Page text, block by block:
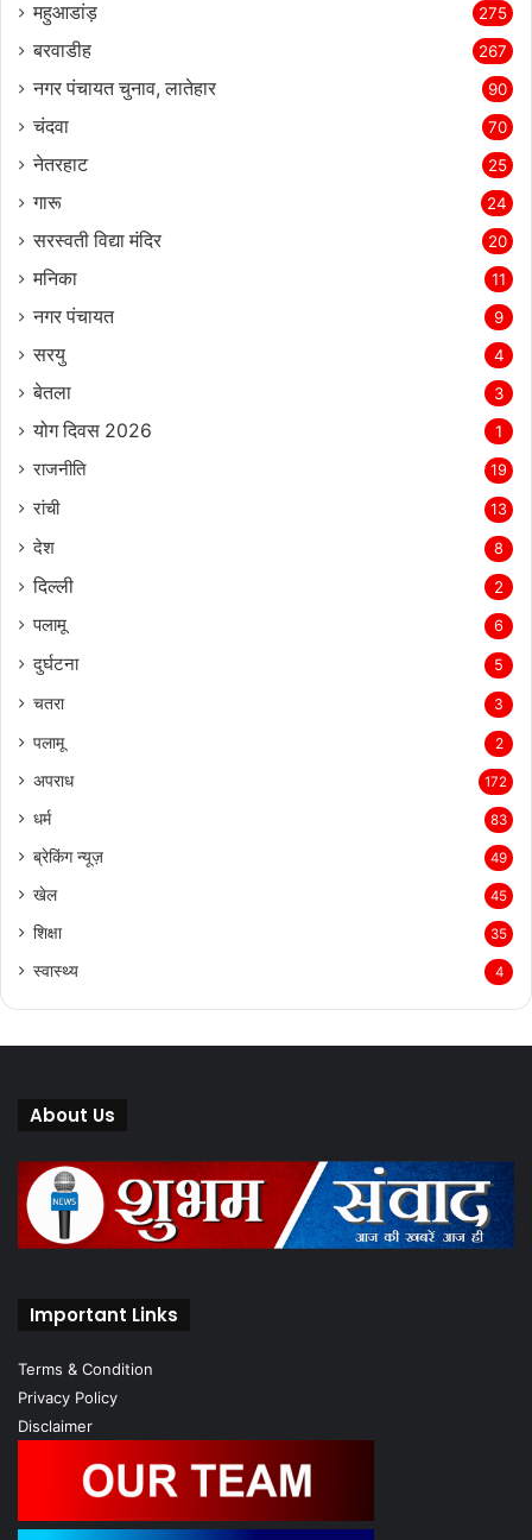
महुआडांड़ 275
बरवाडीह 267
नगर पंचायत चुनाव, लातेहार 90
चंदवा 70
नेतरहाट 25
गारू 24
सरस्‍वती विद्या मंदिर 20
मनिका 11
नगर पंचायत 9
सरयु 4
बेतला 3
योग दिवस 2026 1
राजनीति 19
रांची 13
देश 8
दिल्‍ली 2
पलामू 6
दुर्घटना 5
चतरा 3
पलामू 2
अपराध 172
धर्म 83
ब्रेकिंग न्यूज़ 49
खेल 45
शिक्षा 35
स्वास्थ्य 4
About Us
Important Links
Terms & Condition
Privacy Policy
Disclaimer